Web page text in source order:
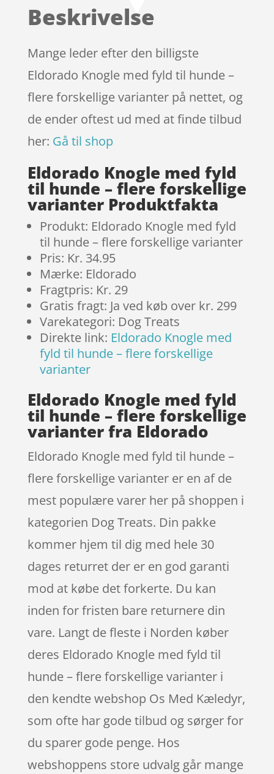
på
mmelser
Beskrivelse
Mange leder efter den billigste
Eldorado Knogle med fyld til hunde –
flere forskellige varianter på nettet, og
de ender oftest ud med at finde tilbud
her: Gå til shop
Eldorado Knogle med fyld
til hunde – flere forskellige
varianter Produktfakta
Produkt: Eldorado Knogle med fyld
til hunde – flere forskellige varianter
Pris: Kr. 34.95
Mærke: Eldorado
Fragtpris: Kr. 29
Gratis fragt: Ja ved køb over kr. 299
Varekategori: Dog Treats
Direkte link: Eldorado Knogle med
fyld til hunde – flere forskellige
varianter
Eldorado Knogle med fyld
til hunde – flere forskellige
varianter fra Eldorado
Eldorado Knogle med fyld til hunde –
flere forskellige varianter er en af de
mest populære varer her på shoppen i
kategorien Dog Treats. Din pakke
kommer hjem til dig med hele 30
dages returret der er en god garanti
mod at købe det forkerte. Du kan
inden for fristen bare returnere din
vare. Langt de fleste i Norden køber
deres Eldorado Knogle med fyld til
hunde – flere forskellige varianter i
den kendte webshop Os Med Kæledyr,
som ofte har gode tilbud og sørger for
du sparer gode penge. Hos
webshoppens store udvalg går mange